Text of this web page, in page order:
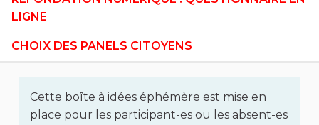
LIGNE
CHOIX DES PANELS CITOYENS
Cette boîte à idées éphémère est mise en
place pour les participant-es ou les absent-es